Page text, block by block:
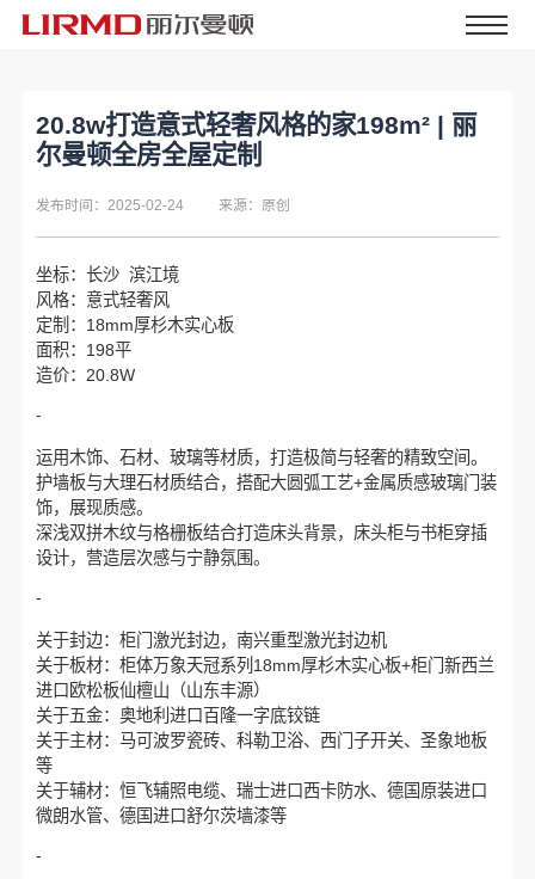
20.8w打造意式轻奢风格的家198m² | 丽
尔曼顿全房全屋定制
发布时间：2025-02-24 来源：原创
坐标：长沙 滨江境
风格：意式轻奢风
定制：18mm厚杉木实心板
面积：198平
造价：20.8W
-
运用木饰、石材、玻璃等材质，打造极简与轻奢的精致空间。
护墙板与大理石材质结合，搭配大圆弧工艺+金属质感玻璃门装
饰，展现质感。
深浅双拼木纹与格栅板结合打造床头背景，床头柜与书柜穿插
设计，营造层次感与宁静氛围。
-
关于封边：柜门激光封边，南兴重型激光封边机
关于板材：柜体万象天冠系列18mm厚杉木实心板+柜门新西兰
进口欧松板仙檀山（山东丰源）
关于五金：奥地利进口百隆一字底铰链
关于主材：马可波罗瓷砖、科勒卫浴、西门子开关、圣象地板
等
关于辅材：恒飞辅照电缆、瑞士进口西卡防水、德国原装进口
微朗水管、德国进口舒尔茨墙漆等
-